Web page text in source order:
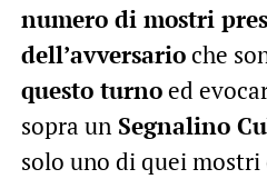
numero di mostri
dell’avversarioche
questo turnoed
sopra unSegnalino
solo uno di quei mostri